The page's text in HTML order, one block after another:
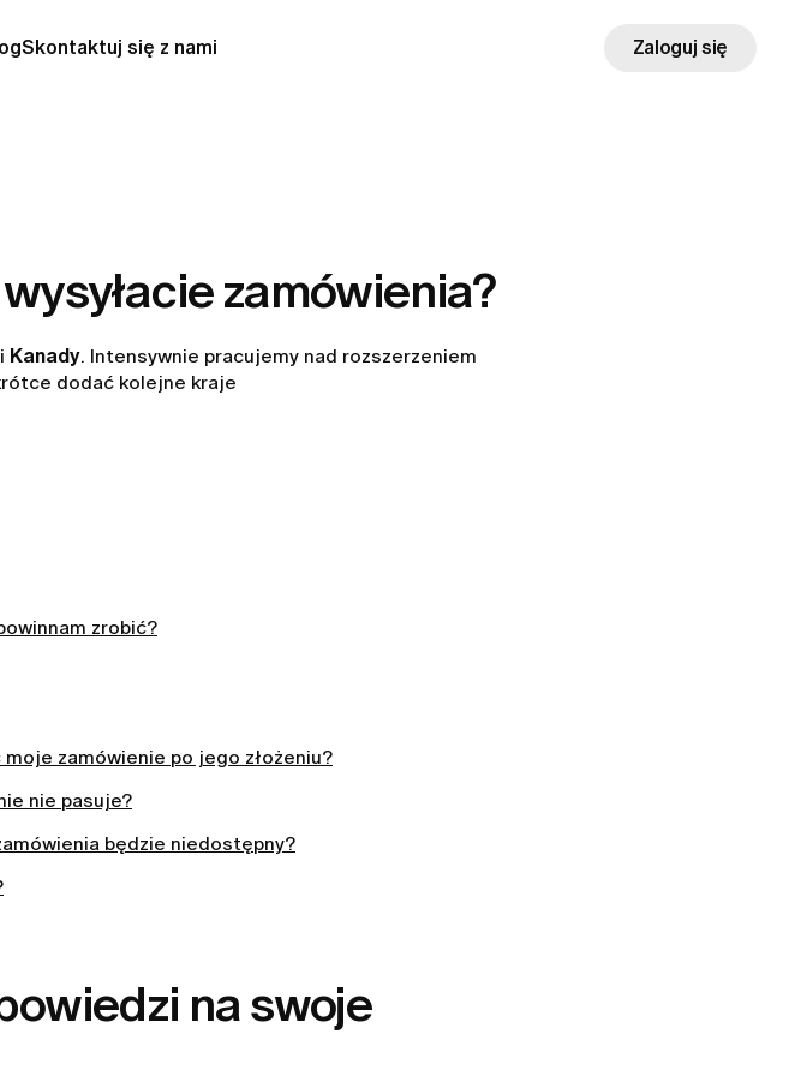
Skontaktuj się z nami Zaloguj się
zamówienia?
i Kanady. Intensywnie pracujemy nad rozszerzeniem
dodać kolejne kraje
zrobić?
zamówienie po jego złożeniu?
nie pasuje?
będzie niedostępny?
na swoje